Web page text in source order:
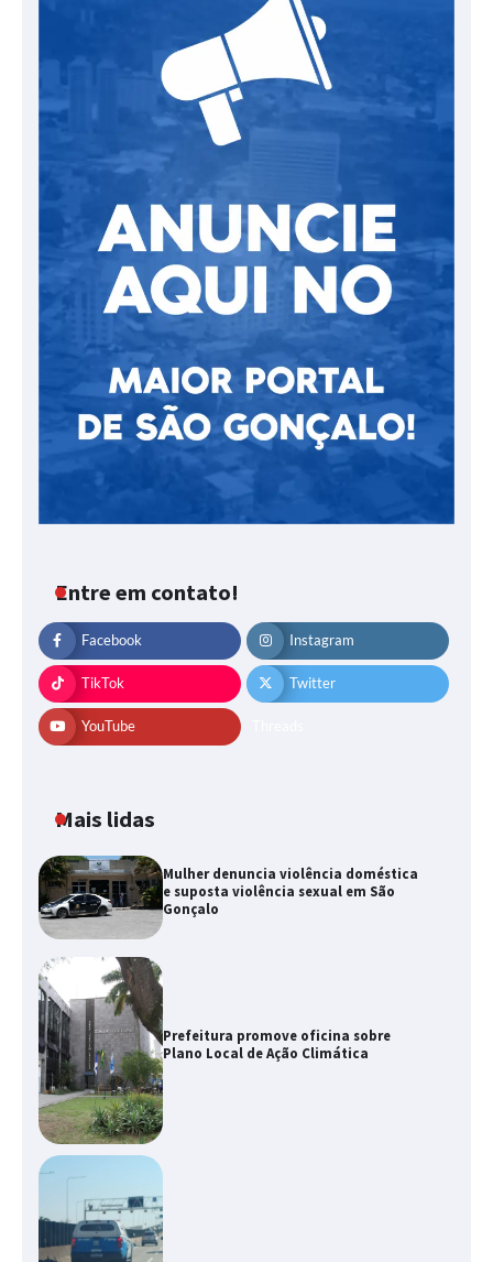
Entre em contato!
Facebook Instagram
TikTok Twitter
YouTube
Mais lidas
Mulher denuncia violência doméstica
e suposta violência sexual em São
Gonçalo
Prefeitura promove oficina sobre
Plano Local de Ação Climática